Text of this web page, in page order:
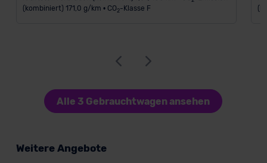
(kombiniert) 171,0 g/km • CO 2-Klasse F
Alle 3 Gebrauchtwagen ansehen
Weitere Angebote